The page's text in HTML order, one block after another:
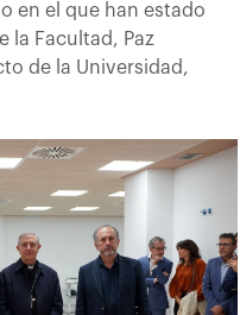
en el que han estado
la Facultad, Paz
de la Universidad,